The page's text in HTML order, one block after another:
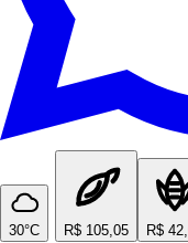
30°C R$ 105,05 R$